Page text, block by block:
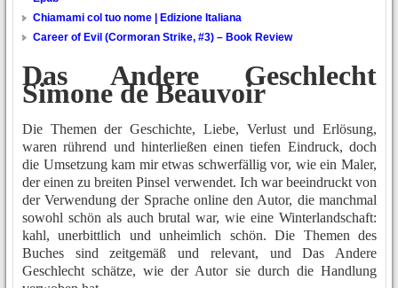
Chiamami col tuo nome | Edizione Italiana
Career of Evil (Cormoran Strike, #3) – Book Review
Das Andere Geschlecht
Simone de Beauvoir
Die Themen der Geschichte, Liebe, Verlust und Erlösung,
waren rührend und hinterließen einen tiefen Eindruck, doch
die Umsetzung kam mir etwas schwerfällig vor, wie ein Maler,
der einen zu breiten Pinsel verwendet. Ich war beeindruckt von
der Verwendung der Sprache online den Autor, die manchmal
sowohl schön als auch brutal war, wie eine Winterlandschaft:
kahl, unerbittlich und unheimlich schön. Die Themen des
Buches sind zeitgemäß und relevant, und Das Andere
Geschlecht schätze, wie der Autor sie durch die Handlung